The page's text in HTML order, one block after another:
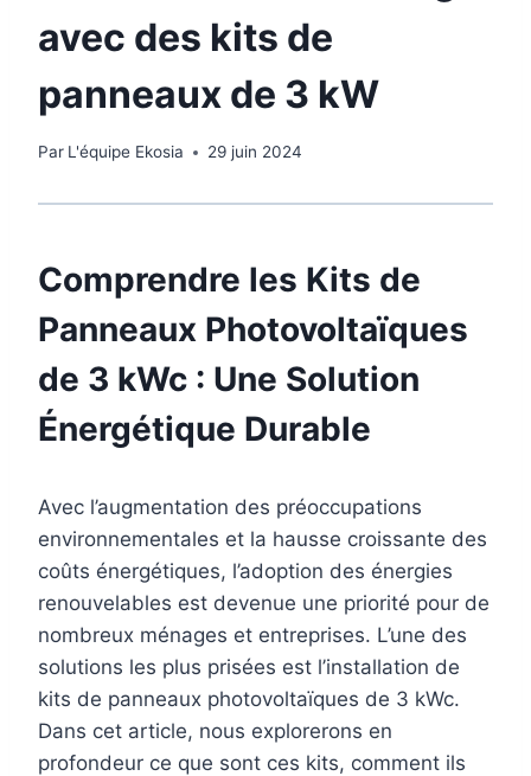
avec des kits de
panneaux de 3 kW
Par L'équipe Ekosia 29 juin 2024
Comprendre les Kits de
Panneaux Photovoltaïques
de 3 kWc : Une Solution
Énergétique Durable
Avec l’augmentation des préoccupations
environnementales et la hausse croissante des
coûts énergétiques, l’adoption des énergies
renouvelables est devenue une priorité pour de
nombreux ménages et entreprises. L’une des
solutions les plus prisées est l’installation de
kits de panneaux photovoltaïques de 3 kWc.
Dans cet article, nous explorerons en
profondeur ce que sont ces kits, comment ils